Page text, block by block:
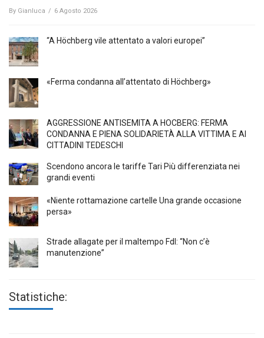
By Gianluca / 6 Agosto 2026
“A Höchberg vile attentato a valori europei”
«Ferma condanna all’attentato di Höchberg»
AGGRESSIONE ANTISEMITA A HÖCBERG: FERMA
CONDANNA E PIENA SOLIDARIETÀ ALLA VITTIMA E AI
CITTADINI TEDESCHI
Scendono ancora le tariffe Tari Più differenziata nei
grandi eventi
«Niente rottamazione cartelle Una grande occasione
persa»
Strade allagate per il maltempo FdI: “Non c’è
manutenzione”
Statistiche: